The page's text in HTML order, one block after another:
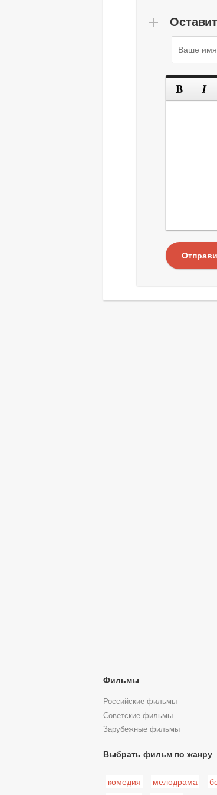
Фильмы
Российские фильмы
Советские фильмы
Зарубежные фильмы
Выбрать фильм по жанру
комедия мелодрама